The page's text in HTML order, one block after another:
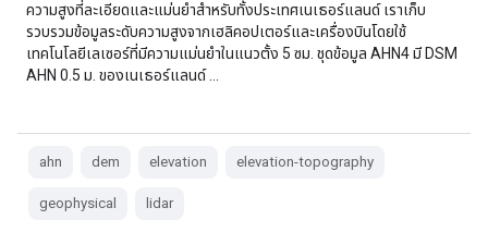
ความสูงที่ละเอียดและแม่นยำสำหรับทั้งประเทศเนเธอร์แลนด์ เราเก็บ
รวบรวมข้อมูลระดับความสูงจากเฮลิคอปเตอร์และเครื่องบินโดยใช้
เทคโนโลยีเลเซอร์ที่มีความแม่นยำในแนวตั้ง 5 ซม. ชุดข้อมูล AHN4 มี DSM
AHN 0.5 ม. ของเนเธอร์แลนด์ …
ahn dem elevation elevation-topography
geophysical lidar